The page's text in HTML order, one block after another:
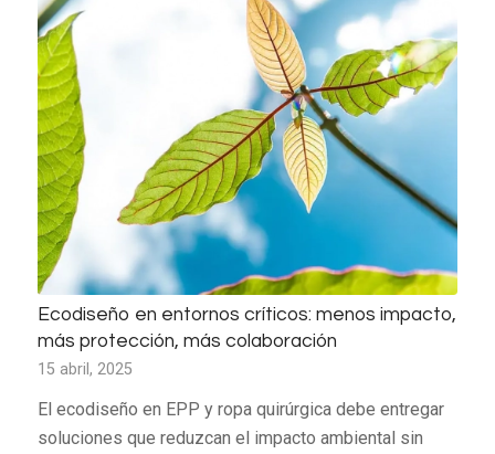
Ecodiseño en entornos críticos: menos impacto,
más protección, más colaboración
15 abril, 2025
El ecodiseño en EPP y ropa quirúrgica debe entregar
soluciones que reduzcan el impacto ambiental sin